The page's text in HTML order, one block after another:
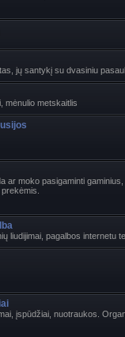
jų santykį su dvasiniu
mėnulio metskaitlis
ar moko pasigaminti
liudijimai, pagalbos internetu
įspūdžiai, nuotraukos.